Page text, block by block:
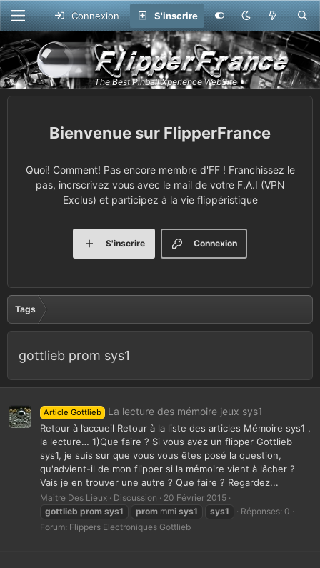
Connexion S'inscrire
FlipperFrance
Quoi! Comment! Pas encore membre d'FF ! Franchissez le
pas, incrscrivez vous avec le mail de votre F.A.I (VPN
Exclus) et participez à la vie flippéristique
Connexion
S'inscrire
Tags
gottlieb prom sys1
Article Gottlieb La lecture des mémoire jeux sys1
Retour à l’accueil Retour à la liste des articles Mémoire sys1 ,
la lecture… 1)Que faire ? Si vous avez un flipper Gottlieb
sys1, je suis sur que vous vous êtes posé la question,
qu'advient-il de mon flipper si la mémoire vient à lâcher ?
Vais je en trouver une autre ? Que faire ? Regardez...
Maitre Des Lieux Discussion
20 Février 2015
gottlieb prom sys1 prom mmi sys1 sys1
Réponses: 0
Forum: Flippers Electroniques Gottlieb